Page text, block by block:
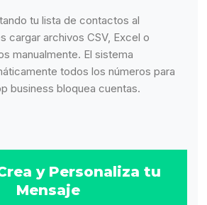
tu lista de contactos al
cargar archivos CSV, Excel o
manualmente. El sistema
todos los números para
business bloquea cuentas.
y Personaliza tu
Mensaje